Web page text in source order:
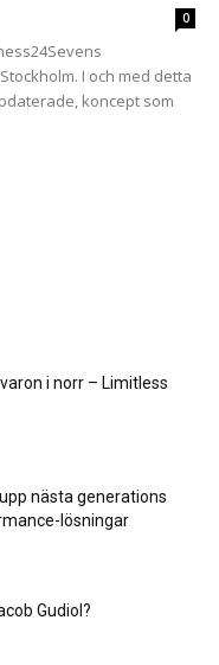
0
I och med detta
koncept som
i norr – Limitless
nästa generations
lösningar
Gudiol?